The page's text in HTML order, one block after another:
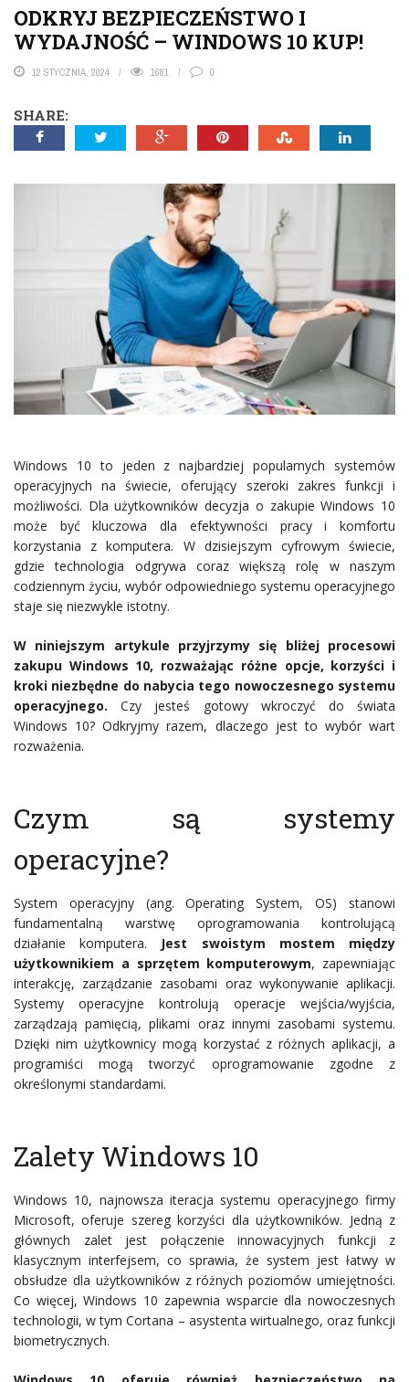
ODKRYJ BEZPIECZEŃSTWO I
WYDAJNOŚĆ – WINDOWS 10 KUP!
12 STYCZNIA, 2024 1681 0
SHARE:
Windows 10 to jeden z najbardziej popularnych systemów
operacyjnych na świecie, oferujący szeroki zakres funkcji i
możliwości. Dla użytkowników decyzja o zakupie Windows 10
może być kluczowa dla efektywności pracy i komfortu
korzystania z komputera. W dzisiejszym cyfrowym świecie,
gdzie technologia odgrywa coraz większą rolę w naszym
codziennym życiu, wybór odpowiedniego systemu operacyjnego
staje się niezwykle istotny.
W niniejszym artykule przyjrzymy się bliżej procesowi
zakupu Windows 10, rozważając różne opcje, korzyści i
kroki niezbędne do nabycia tego nowoczesnego systemu
operacyjnego.Czy jesteś gotowy wkroczyć do świata
Windows 10? Odkryjmy razem, dlaczego jest to wybór wart
rozważenia.
Czym są systemy
operacyjne?
System operacyjny (ang. Operating System, OS) stanowi
fundamentalną warstwę oprogramowania kontrolującą
działanie komputera. Jest swoistym mostem między
użytkownikiem a sprzętem komputerowym, zapewniając
interakcję, zarządzanie zasobami oraz wykonywanie aplikacji.
Systemy operacyjne kontrolują operacje wejścia/wyjścia,
zarządzają pamięcią, plikami oraz innymi zasobami systemu.
Dzięki nim użytkownicy mogą korzystać z różnych aplikacji, a
programiści mogą tworzyć oprogramowanie zgodne z
określonymi standardami.
Zalety Windows 10
Windows 10, najnowsza iteracja systemu operacyjnego firmy
Microsoft, oferuje szereg korzyści dla użytkowników. Jedną z
głównych zalet jest połączenie innowacyjnych funkcji z
klasycznym interfejsem, co sprawia, że system jest łatwy w
obsłudze dla użytkowników z różnych poziomów umiejętności.
Co więcej, Windows 10 zapewnia wsparcie dla nowoczesnych
technologii, w tym Cortana – asystenta wirtualnego, oraz funkcji
biometrycznych.